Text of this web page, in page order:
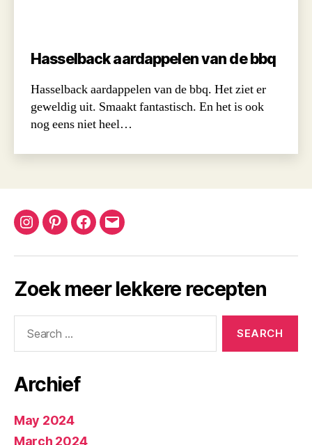
Hasselback aardappelen van de bbq
Hasselback aardappelen van de bbq. Het ziet er
geweldig uit. Smaakt fantastisch. En het is ook
nog eens niet heel…
Instagram
PinterestFacebook
Email
Zoek meer lekkere recepten
Archief
May 2024
March 2024